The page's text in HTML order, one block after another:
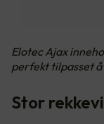
Elotec Ajax
perfekt tilpasset
Stor